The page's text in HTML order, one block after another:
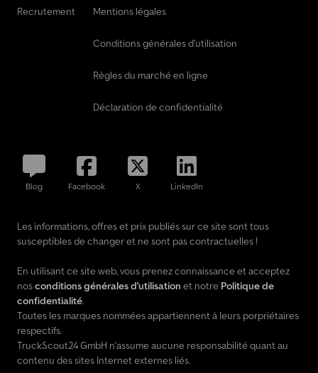
Recrutement Mentions légales
Conditions générales d'utilisation
Règles du marché en ligne
Déclaration de confidentialité
Blog Facebook X LinkedIn
Les informations, offres et prix publiés sur ce site sont tous
susceptibles de changer et ne sont pas contractuelles !
En utilisant ce site web, vous prenez connaissance et acceptez
nosconditions générales d'utilisation et notre Politique de
confidentialité.
Toutes les marques nommées appartiennent à leurs porpriétaires
respectifs.
TruckScout24 GmbH n'assume aucune responsabilité quant au
contenu des sites Internet externes liés.